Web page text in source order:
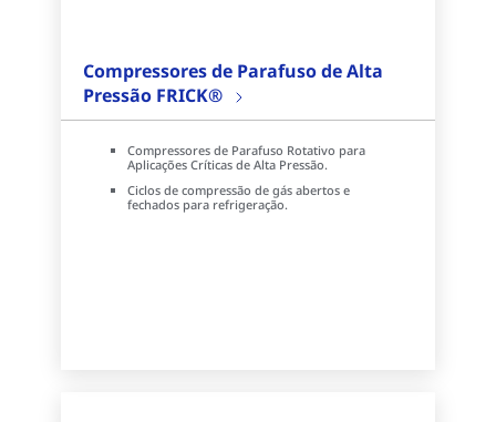
Compressores de Parafuso de Alta
Pressão FRICK®
Compressores de Parafuso Rotativo para
Aplicações Críticas de Alta Pressão.
Ciclos de compressão de gás abertos e
fechados para refrigeração.